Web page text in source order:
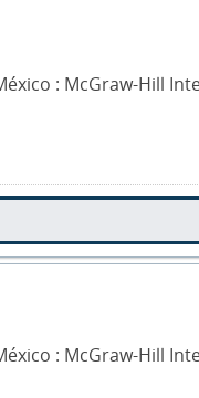
: McGraw-Hill
: McGraw-Hill